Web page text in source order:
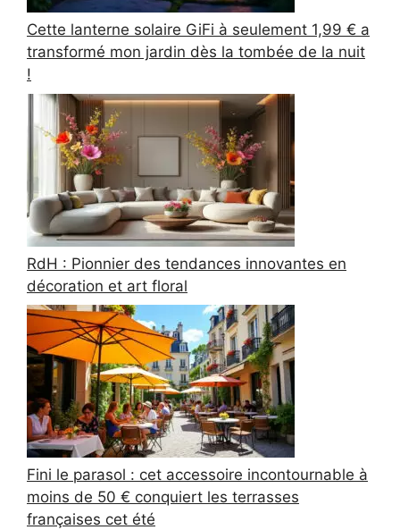
Cette lanterne solaire GiFi à seulement 1,99 € a
transformé mon jardin dès la tombée de la nuit
!
RdH : Pionnier des tendances innovantes en
décoration et art floral
Fini le parasol : cet accessoire incontournable à
moins de 50 € conquiert les terrasses
françaises cet été